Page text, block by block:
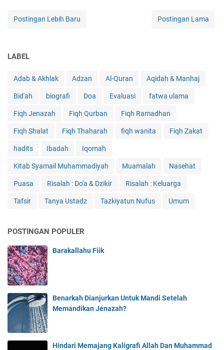
Postingan Lebih Baru Postingan Lama
LABEL
Adab & Akhlak Adzan Al-Quran Aqidah & Manhaj
Bid'ah biografi Doa Evaluasi fatwa ulama
Fiqh Jenazah Fiqh Qurban Fiqh Ramadhan
Fiqh Shalat Fiqh Thaharah fiqh wanita Fiqh Zakat
hadits Ibadah Iqomah
Kitab Syamail Muhammadiyah Muamalah Nasehat
Puasa Risalah : Do'a & Dzikir Risalah : Keluarga
Tafsir Tanya Ustadz Tazkiyatun Nufus Umum
POSTINGAN POPULER
Barakallahu Fiik
Benarkah Dianjurkan Untuk Mandi Setelah
Memandikan Jenazah?
Hindari Memajang Kaligrafi Allah Dan Muhammad